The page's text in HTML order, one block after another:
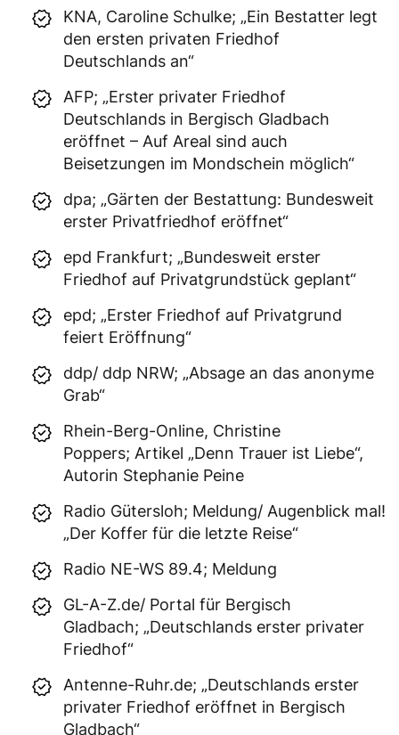
KNA, Caroline Schulke; „Ein Bestatter legt
den ersten privaten Friedhof
Deutschlands an“
AFP; „Erster privater Friedhof
Deutschlands in Bergisch Gladbach
eröffnet – Auf Areal sind auch
Beisetzungen im Mondschein möglich“
dpa; „Gärten der Bestattung: Bundesweit
erster Privatfriedhof eröffnet“
epd Frankfurt; „Bundesweit erster
Friedhof auf Privatgrundstück geplant“
epd; „Erster Friedhof auf Privatgrund
feiert Eröffnung“
ddp/ ddp NRW; „Absage an das anonyme
Grab“
Rhein-Berg-Online, Christine
Poppers; Artikel „Denn Trauer ist Liebe“,
Autorin Stephanie Peine
Radio Gütersloh; Meldung/ Augenblick mal!
„Der Koffer für die letzte Reise“
Radio NE-WS 89.4; Meldung
GL-A-Z.de/ Portal für Bergisch
Gladbach; „Deutschlands erster privater
Friedhof“
Antenne-Ruhr.de; „Deutschlands erster
privater Friedhof eröffnet in Bergisch
Gladbach“